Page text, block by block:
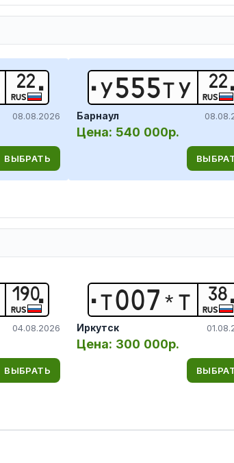
22
RUS
08.08.2026
ВЫБРАТЬ
У555ТУ 22
RUS
Барнаул
Цена: 540 000р.
190
RUS
04.08.2026
ВЫБРАТЬ
Т007 * Т 38
RUS
Иркутск
Цена: 300 000р.